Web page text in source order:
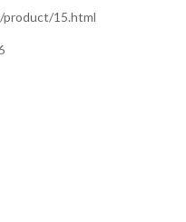
product/15.html